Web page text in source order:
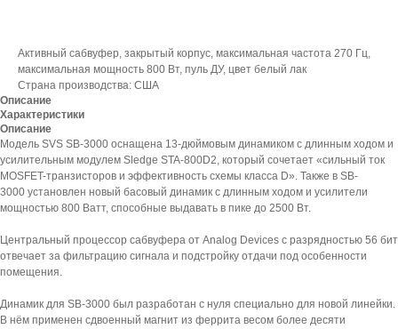
Активный сабвуфер, закрытый корпус, максимальная частота 270 Гц,
максимальная мощность 800 Вт, пуль ДУ, цвет белый лак
Страна производства: США
Описание
Характеристики
Описание
Модель SVS SB-3000 оснащена 13-дюймовым динамиком с длинным ходом и
усилительным модулем Sledge STA-800D2, который сочетает «сильный ток
MOSFET-транзисторов и эффективность схемы класса D». Также в SB-
3000 установлен новый басовый динамик с длинным ходом и усилители
мощностью 800 Ватт, способные выдавать в пике до 2500 Вт.
Центральный процессор сабвуфера от Analog Devices с разрядностью 56 бит
отвечает за фильтрацию сигнала и подстройку отдачи под особенности
помещения.
Динамик для SB-3000 был разработан с нуля специально для новой линейки.
В нём применен сдвоенный магнит из феррита весом более десяти